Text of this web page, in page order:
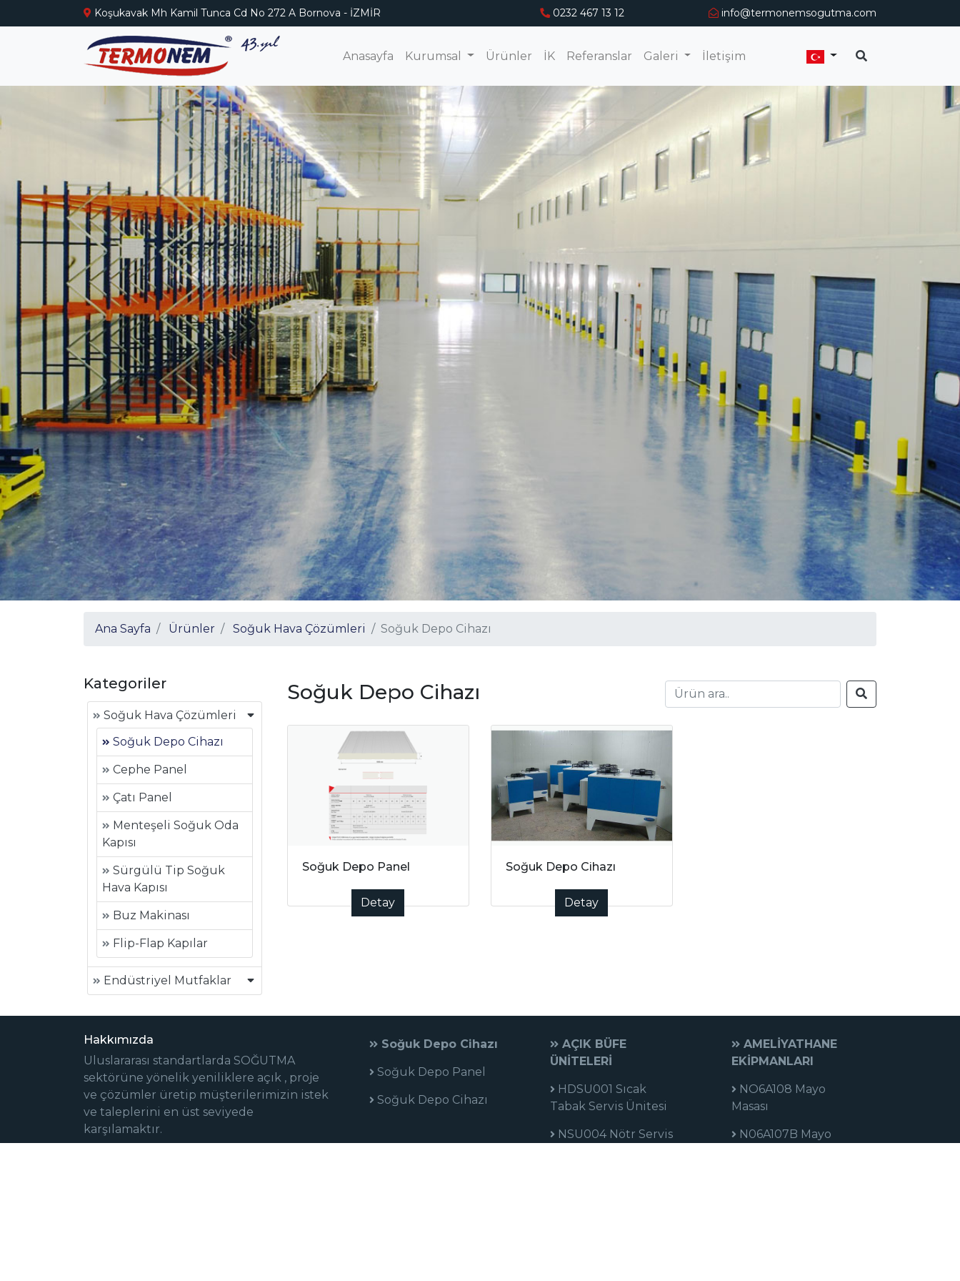
Koşukavak Mh Kamil Tunca Cd No 272 A Bornova - İZMİR 0232 467 13 12 info@termonemsogutma.com
Anasayfa Kurumsal Ürünler İK Referanslar Galeri İletişim
Ana Sayfa Ürünler Soğuk Hava Çözümleri Soğuk Depo Cihazı
Kategoriler
Soğuk Hava Çözümleri
Soğuk Depo Cihazı
Cephe Panel
Çatı Panel
Menteşeli Soğuk Oda
Kapısı
Sürgülü Tip Soğuk
Hava Kapısı
Buz Makinası
Flip-Flap Kapılar
Endüstriyel Mutfaklar
Soğuk Depo Cihazı
Soğuk Depo Panel
Detay
Soğuk Depo Cihazı
Detay
Hakkımızda
Uluslararası standartlarda SOĞUTMA
sektörüne yönelik yeniliklere açık , proje
ve çözümler üretip müşterilerimizin istek
ve taleplerini en üst seviyede
karşılamaktır.
Soğuk Depo Cihazı
Soğuk Depo Panel
Soğuk Depo Cihazı
AÇIK BÜFE
ÜNİTELERİ
HDSU001 Sıcak
Tabak Servis Ünitesi
NSU004 Nötr Servis
AMELİYATHANE
EKİPMANLARI
NO6A108 Mayo
Masası
N06A107B Mayo